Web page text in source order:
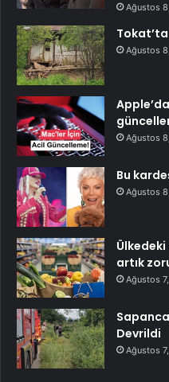
Ağustos
Tokat’ta
Ağustos
Ağustos
Bu
Ağustos
artık
Ağustos
Devrildi
Ağustos